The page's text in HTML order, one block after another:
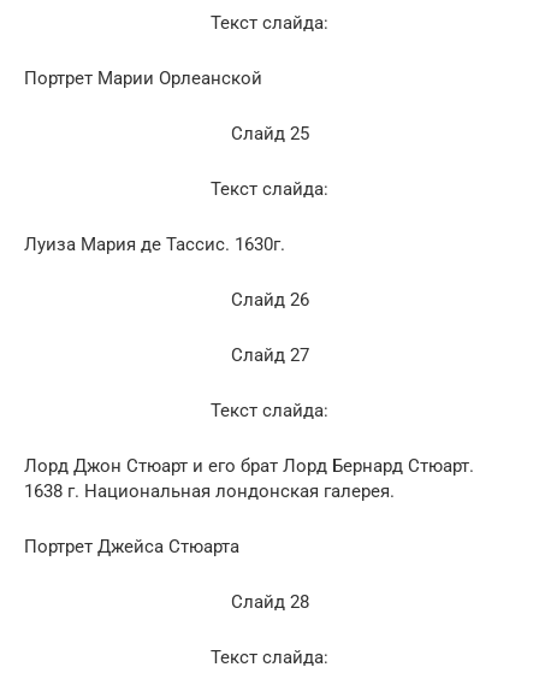
Текст слайда:
Портрет Марии Орлеанской
Слайд 25
Текст слайда:
Луиза Мария де Тассис. 1630г.
Слайд 26
Слайд 27
Текст слайда:
Лорд Джон Стюарт и его брат Лорд Бернард Стюарт.
1638 г. Национальная лондонская галерея.
Портрет Джейса Стюарта
Слайд 28
Текст слайда: